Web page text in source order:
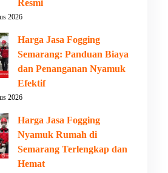
Resmi
2026
Harga Jasa Fogging
Semarang: Panduan Biaya
dan Penanganan Nyamuk
Efektif
2026
Harga Jasa Fogging
Nyamuk Rumah di
Semarang Terlengkap dan
Hemat